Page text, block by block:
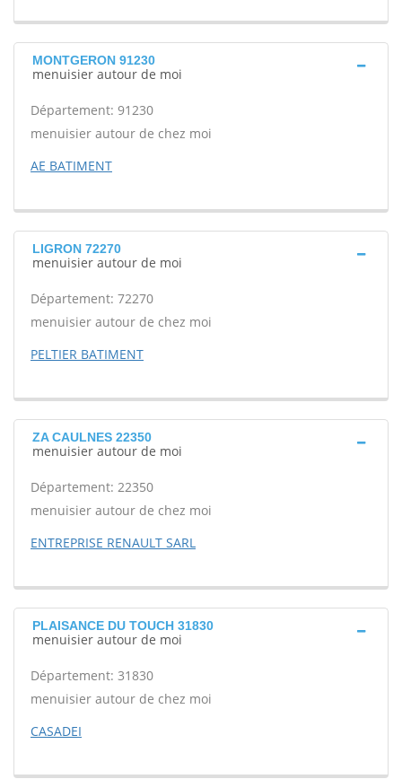
MONTGERON 91230
menuisier autour de moi
Département: 91230
menuisier autour de chez moi
AE BATIMENT
LIGRON 72270
menuisier autour de moi
Département: 72270
menuisier autour de chez moi
PELTIER BATIMENT
ZA CAULNES 22350
menuisier autour de moi
Département: 22350
menuisier autour de chez moi
ENTREPRISE RENAULT SARL
PLAISANCE DU TOUCH 31830
menuisier autour de moi
Département: 31830
menuisier autour de chez moi
CASADEI